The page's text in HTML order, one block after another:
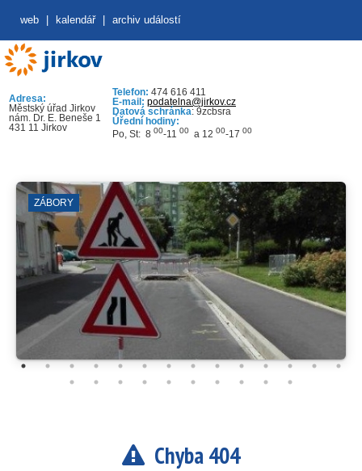
web kalendář archiv událostí
Adresa:
Městský úřad Jirkov
nám. Dr. E. Beneše 1
431 11 Jirkov
Telefon: 474 616 411
E-mail: podatelna@jirkov.cz
Datová schránka: 9zcbsra
Úřední hodiny:
Po, St: 8 00-11 00 a 12 00-17 00
ZÁBORY
Chyba 404